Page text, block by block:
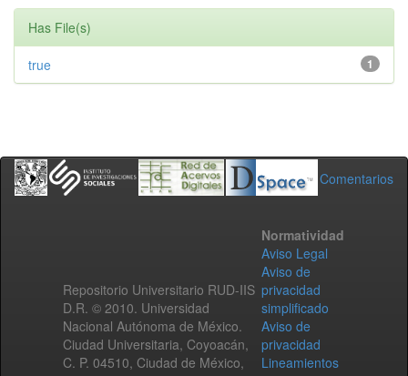
Has File(s)
1
true
Comentarios
Repositorio Universitario RUD-IIS
D.R. © 2010. Universidad
Nacional Autónoma de México.
Ciudad Universitaria, Coyoacán,
C. P. 04510, Ciudad de México,
Normatividad
Aviso Legal
Aviso de
privacidad
simplificado
Aviso de
privacidad
Lineamientos